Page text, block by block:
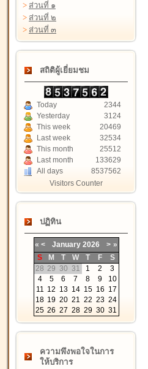
> ส่วนที่ ๑
> ส่วนที่ ๒
> ส่วนที่ ๓
สถิติผู้เยี่ยมชม
Today
2344
Yesterday
3124
This week
20469
Last week
32534
This month
25512
Last month
133629
All days
8537562
Visitors Counter
ปฏิทิน
« < January 2026 > »
S
M T W T F
S
28 29 30 31 1 2
3
4
5 6 7 8 9
10
11 12 13 14 15 16 17
18 19 20 21 22 23 24
25 26 27 28 29 30 31
ความพึงพอใจในการ
ให้บริการ